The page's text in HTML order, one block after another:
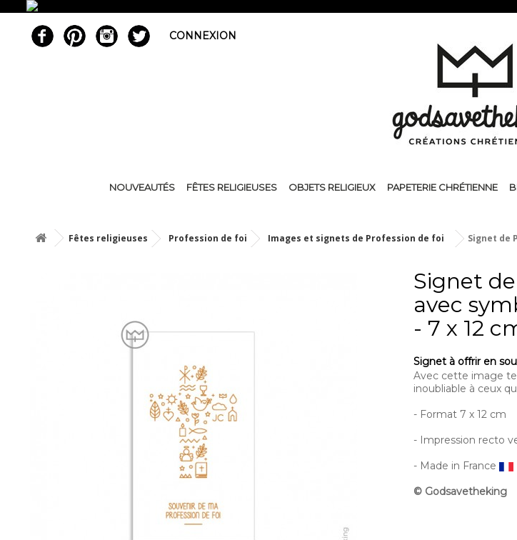
CONNEXION
NOUVEAUTÉS FÊTES RELIGIEUSES OBJETS RELIGIEUX PAPETERIE CHRÉTIENNE
Fêtes religieuses Profession de foi Images et signets de Profession de foi Signet de
Signet
avec
- 7 x 12
Signet à offrir en
Avec cette image
inoubliable à ceux
- Format 7 x 12 cm
- Impression recto
- Made in France
© Godsavetheking